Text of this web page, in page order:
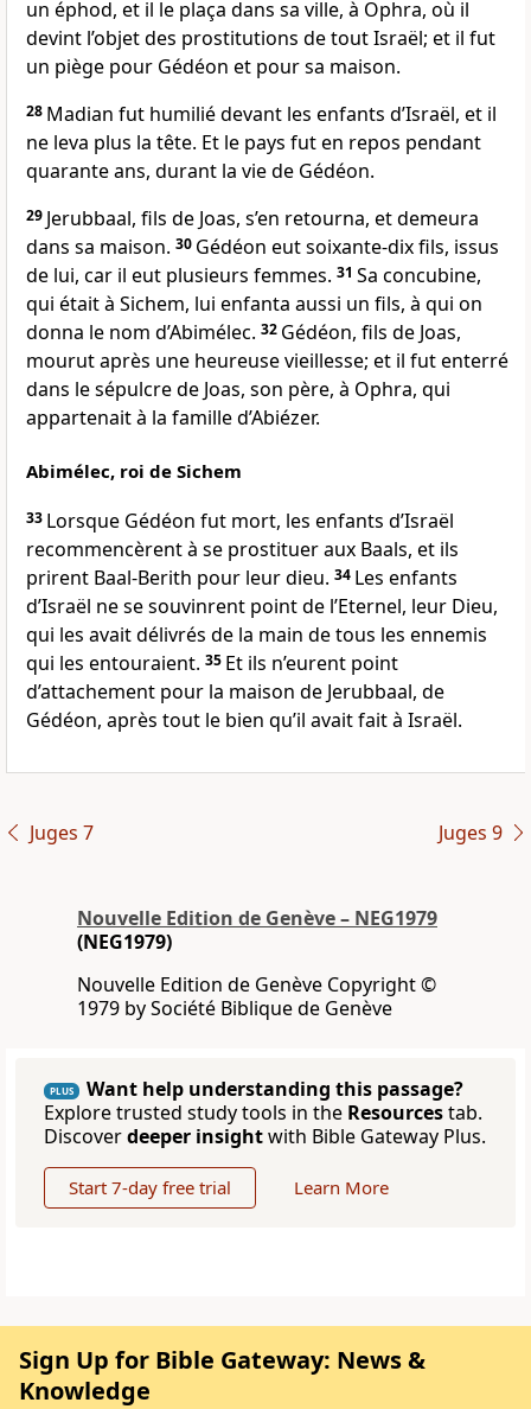
un éphod, et il le plaça dans sa ville, à Ophra, où il
devint l’objet des prostitutions de tout Israël; et il fut
un piège pour Gédéon et pour sa maison.
28 Madian fut humilié devant les enfants d’Israël, et il
ne leva plus la tête. Et le pays fut en repos pendant
quarante ans, durant la vie de Gédéon.
29 Jerubbaal, fils de Joas, s’en retourna, et demeura
dans sa maison. 30 Gédéon eut soixante-dix fils, issus
de lui, car il eut plusieurs femmes. 31 Sa concubine,
qui était à Sichem, lui enfanta aussi un fils, à qui on
donna le nom d’Abimélec. 32 Gédéon, fils de Joas,
mourut après une heureuse vieillesse; et il fut enterré
dans le sépulcre de Joas, son père, à Ophra, qui
appartenait à la famille d’Abiézer.
Abimélec, roi de Sichem
33 Lorsque Gédéon fut mort, les enfants d’Israël
recommencèrent à se prostituer aux Baals, et ils
prirent Baal-Berith pour leur dieu. 34 Les enfants
d’Israël ne se souvinrent point de l’Eternel, leur Dieu,
qui les avait délivrés de la main de tous les ennemis
qui les entouraient. 35 Et ils n’eurent point
d’attachement pour la maison de Jerubbaal, de
Gédéon, après tout le bien qu’il avait fait à Israël.
Juges 7 Juges 9
Nouvelle Edition de Genève – NEG1979
(NEG1979)
Nouvelle Edition de Genève Copyright ©
1979 by Société Biblique de Genève
PLUS
Want help understanding this passage?
Explore trusted study tools in the Resourcestab.
Discoverdeeper insightwith Bible Gateway Plus.
Start 7-day free trial Learn More
Sign Up for Bible Gateway: News &
Knowledge